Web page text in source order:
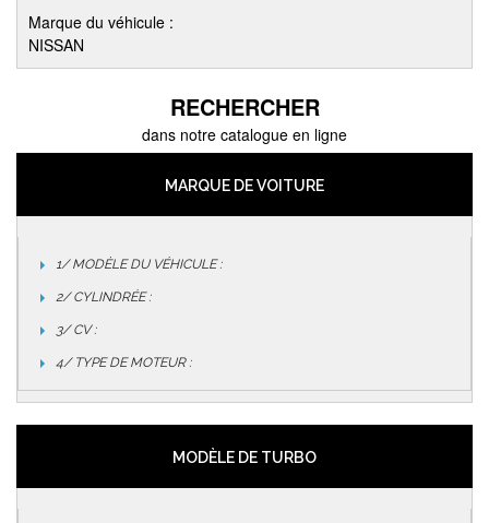
Marque du véhicule :
NISSAN
RECHERCHER
dans notre catalogue en ligne
MARQUE DE VOITURE
1/ MODÈLE DU VÉHICULE :
2/ CYLINDRÉE :
3/ CV :
4/ TYPE DE MOTEUR :
MODÈLE DE TURBO